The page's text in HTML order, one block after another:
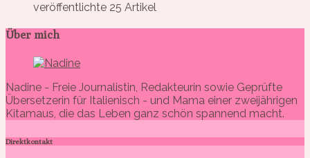
veröffentlichte 25 Artikel
Über mich
Nadine - Freie Journalistin, Redakteurin sowie Geprüfte
Übersetzerin für Italienisch - und Mama einer zweijährigen
Kitamaus, die das Leben ganz schön spannend macht.
Direktkontakt